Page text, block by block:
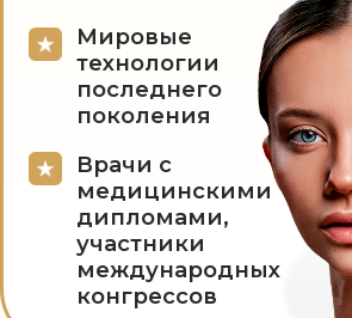
Записаться
медицинскими
дипломами,
международных
конгрессов
Записаться онлайн
АППАРАТНАЯ И ИНЪЕКЦИОННАЯ КОСМЕТОЛОГИЯ
заказать звонок